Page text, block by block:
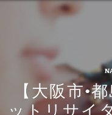
【大阪市•
ットリサイ